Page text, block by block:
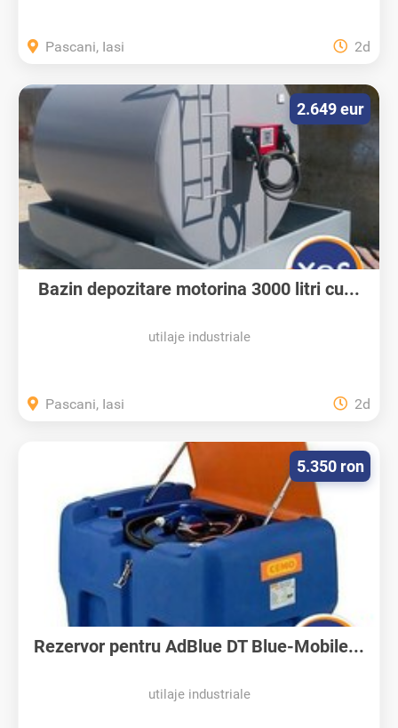
Pascani, Iasi 2d
Bazin depozitare motorina 3000 litri cu...
utilaje industriale
2.649 eur
Pascani, Iasi 2d
Rezervor pentru AdBlue DT Blue-Mobile...
utilaje industriale
5.350 ron